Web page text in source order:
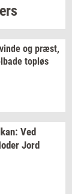
og præst,
top­løs
Ved
Jord